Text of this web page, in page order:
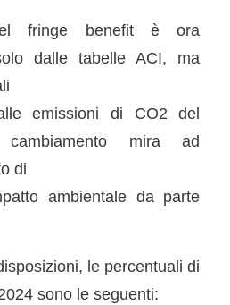
fringe benefit è ora
dalle tabelle ACI, ma
emissioni di CO2 del
mira ad
di
ambientale da parte
le percentuali di
sono le seguenti: